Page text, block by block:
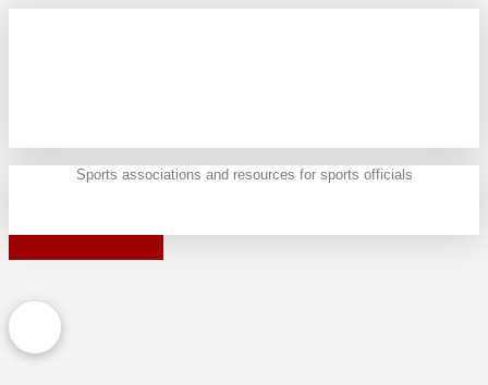
Sports associations and resources for sports officials